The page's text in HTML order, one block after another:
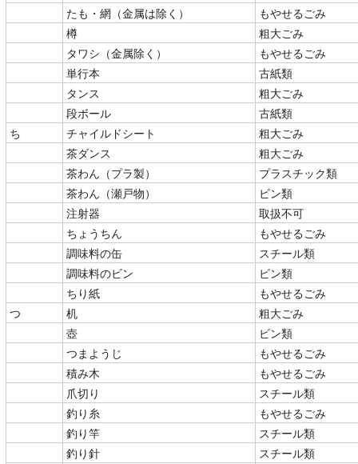
たも・網（金属は除く）
もやせるごみ
樽
粗大ごみ
タワシ（金属除く）
もやせるごみ
単行本
古紙類
タンス
粗大ごみ
段ボール
古紙類
ち
チャイルドシート
粗大ごみ
茶ダンス
粗大ごみ
茶わん（プラ製）
プラスチック類
茶わん（瀬戸物）
ビン類
注射器
取扱不可
ちょうちん
もやせるごみ
調味料の缶
スチール類
調味料のビン
ビン類
ちり紙
もやせるごみ
つ
机
粗大ごみ
壺
ビン類
つまようじ
もやせるごみ
積み木
もやせるごみ
爪切り
スチール類
釣り糸
もやせるごみ
釣り竿
スチール類
釣り針
スチール類